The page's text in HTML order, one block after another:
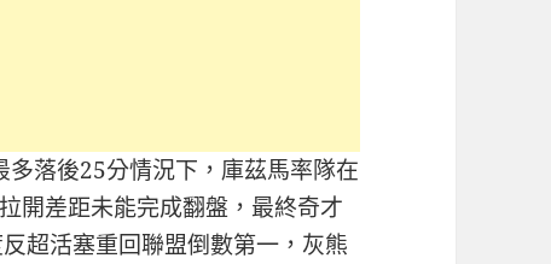
落後25分情況下，庫茲馬率隊在
開差距未能完成翻盤，最終奇才
超活塞重回聯盟倒數第一，灰熊